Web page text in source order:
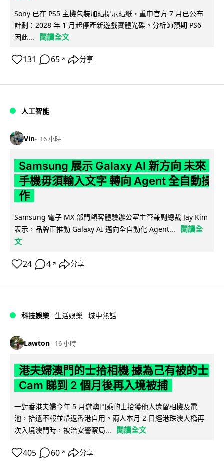
Sony 已在 PS5 主機包裝加貼提示貼紙，重申官方 7 月已公布
計劃：2028 年 1 月起停產新遊戲實體光碟。分析師預期 PS6
因此...
閱讀全文
131 65 ↗ 分享
人工智能
Vin 16 小時
Samsung 展示 Galaxy AI 新方向 未來
手機毋須輸入文字 轉向 Agent 全自動操
作
Samsung 電子 MX 部門顧客體驗辦公室主管兼副總裁 Jay Kim
表示，品牌正推動 Galaxy AI 邁向全自動化 Agent...
閱讀全
文
24 4 ↗ 分享
科技娛樂 生活娛樂 城中熱話
Lawton 16 小時
港夫婦澳門的士拾相機 據為己有被的士
Cam 睇到 2 個月後再入境被捕
一對香港夫婦今年 5 月遊澳門乘的士拾獲他人遺留相機及電
池，拾遺不報並帶返香港自用。兩人本月 2 日經港珠澳大橋再
次入境澳門時，被治安警察局...
閱讀全文
405 60 ↗ 分享